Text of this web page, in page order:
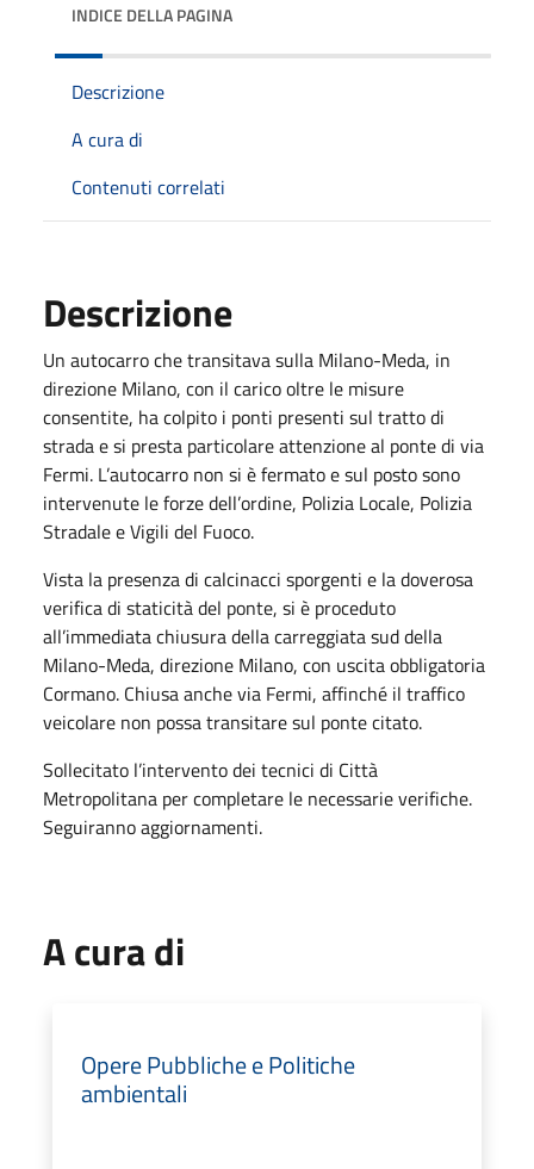
INDICE DELLA PAGINA
Descrizione
A cura di
Contenuti correlati
Descrizione
Un autocarro che transitava sulla Milano-Meda, in
direzione Milano, con il carico oltre le misure
consentite, ha colpito i ponti presenti sul tratto di
strada e si presta particolare attenzione al ponte di via
Fermi. L’autocarro non si è fermato e sul posto sono
intervenute le forze dell’ordine, Polizia Locale, Polizia
Stradale e Vigili del Fuoco.
Vista la presenza di calcinacci sporgenti e la doverosa
verifica di staticità del ponte, si è proceduto
all’immediata chiusura della carreggiata sud della
Milano-Meda, direzione Milano, con uscita obbligatoria
Cormano. Chiusa anche via Fermi, affinché il traffico
veicolare non possa transitare sul ponte citato.
Sollecitato l’intervento dei tecnici di Città
Metropolitana per completare le necessarie verifiche.
Seguiranno aggiornamenti.
A cura di
Opere Pubbliche e Politiche
ambientali